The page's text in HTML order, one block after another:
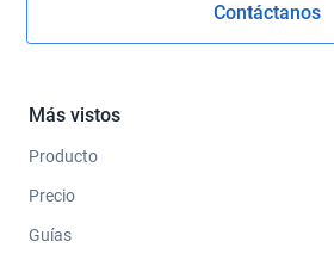
Contáctanos
Más vistos
Producto
Precio
Guías